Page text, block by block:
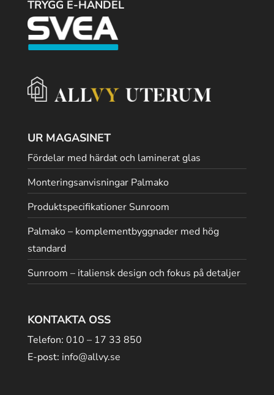
TRYGG E-HANDEL
UR MAGASINET
Fördelar med härdat och laminerat glas
Monteringsanvisningar Palmako
Produktspecifikationer Sunroom
Palmako – komplementbyggnader med hög
standard
Sunroom – italiensk design och fokus på detaljer
KONTAKTA OSS
Telefon: 010 – 17 33 850
E-post: info@allvy.se